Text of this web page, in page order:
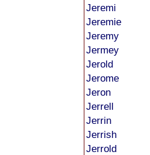
Jeremi
Jeremie
Jeremy
Jermey
Jerold
Jerome
Jeron
Jerrell
Jerrin
Jerrish
Jerrold